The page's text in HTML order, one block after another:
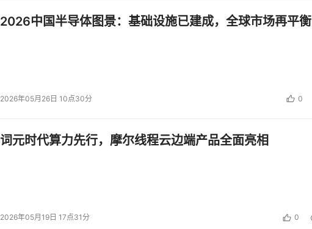
2026中国半导体图景：基础设施已建成，全球市场再平衡
2026年05月26日 10点30分 0
词元时代算力先行，摩尔线程云边端产品全面亮相
2026年05月19日 17点31分 0